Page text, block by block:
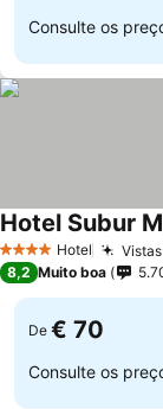
Consulte os
4 EstrelasHotel
Hotel Subur
8,2 Muito boa
De € 70
Consulte os